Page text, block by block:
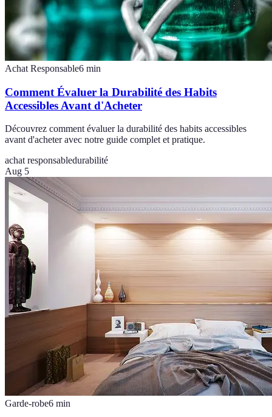
Achat Responsable6 min
Comment Évaluer la Durabilité des Habits
Accessibles Avant d'Acheter
Découvrez comment évaluer la durabilité des habits accessibles
avant d'acheter avec notre guide complet et pratique.
achat responsabledurabilité
Aug 5
Garde-robe6 min